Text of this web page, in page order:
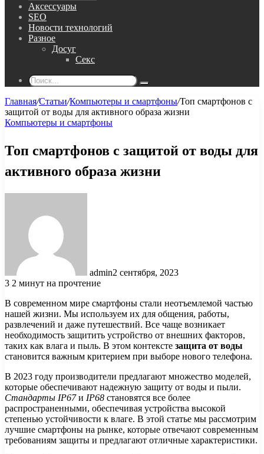
Аксессуары
SEO
Новости технологий
Разное
Досуг
Секс
Поиск...
Главная/Статьи/Компьютеры и смартфоны/Топ смартфонов с
защитой от воды для активного образа жизни
Компьютеры и смартфоны
Топ смартфонов с защитой от воды для
активного образа жизни
admin2 сентября, 2023
3 2 минут на прочтение
В современном мире смартфоны стали неотъемлемой частью
нашей жизни. Мы используем их для общения, работы,
развлечений и даже путешествий. Все чаще возникает
необходимость защитить устройство от внешних факторов,
таких как влага и пыль. В этом контексте защита от воды
становится важным критерием при выборе нового телефона.
В 2023 году производители предлагают множество моделей,
которые обеспечивают надежную защиту от воды и пыли.
Стандарты IP67и IP68 становятся все более
распространенными, обеспечивая устройства высокой
степенью устойчивости к влаге. В этой статье мы рассмотрим
лучшие смартфоны на рынке, которые отвечают современным
требованиям защиты и предлагают отличные характеристики.